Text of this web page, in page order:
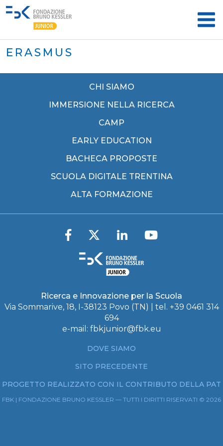
ERASMUS
CHI SIAMO
IMMERSIONE NELLA RICERCA
CAMP
EARLY EDUCATION
BACHECA PROPOSTE
SCUOLA DIGITALE TRENTINA
ALTA FORMAZIONE
Ricerca e Innovazione per la Scuola
Via Sommarive, 18, I-38123 Povo (TN) | tel. +39 0461 314
694
e-mail: fbkjunior@fbk.eu
DOVE SIAMO
SITO PRECEDENTE
PROGETTO REALIZZATO CON IL CONTRIBUTO DELLA PAT
FBK | FONDAZIONE BRUNO KESSLER — TUTTI I DIRITTI RISERVATI © 2026